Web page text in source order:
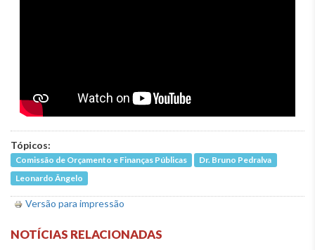
Tópicos:
Comissão de Orçamento e Finanças Públicas
Dr. Bruno Pedralva
Leonardo Ângelo
Versão para impressão
NOTÍCIAS RELACIONADAS